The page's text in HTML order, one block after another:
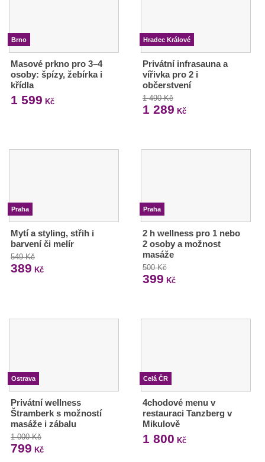
Brno
Masové prkno pro 3–4
osoby: špízy, žebírka i
křídla
1 599 Kč
Hradec Králové
Privátní infrasauna a
vířivka pro 2 i
občerstvení
1 490 Kč
1 289 Kč
Praha
Mytí a styling, střih i
barvení či melír
549 Kč
389 Kč
Praha
2 h wellness pro 1 nebo
2 osoby a možnost
masáže
500 Kč
399 Kč
Ostrava
Privátní wellness
Štramberk s možností
masáže i zábalu
1 000 Kč
799 Kč
Celá ČR
4chodové menu v
restauraci Tanzberg v
Mikulově
1 800 Kč